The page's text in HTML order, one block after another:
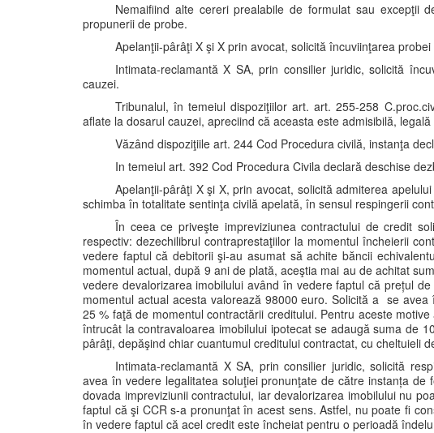
Nemaifiind alte cereri prealabile de formulat sau excepţii
propunerii de probe.
Apelanţii-pârâţi X şi X prin avocat, solicită încuviinţarea
Intimata-reclamantă X SA, prin consilier juridic, solicită
cauzei.
Tribunalul, în temeiul dispoziţiilor art. art. 255-258
aflate la dosarul cauzei, apreciind că aceasta este admisibilă,
Văzând dispoziţiile art. 244 Cod Procedura civilă, instanţa
In temeiul art. 392 Cod Procedura Civila declară deschise
Apelanţii-pârâţi X şi X, prin avocat, solicită admiterea
schimba în totalitate sentinţa civilă apelată, în sensul respingerii
În ceea ce priveşte impreviziunea contractului de credit
respectiv: dezechilibrul contraprestaţiilor la momentul încheierii
vedere faptul că debitorii şi-au asumat să achite băncii
momentul actual, după 9 ani de plată, aceştia mai au de achitat
vedere devalorizarea imobilului având în vedere faptul că prețul
momentul actual acesta valorează 98000 euro. Solicită a se
25 % faţă de momentul contractării creditului. Pentru aceste
întrucât la contravaloarea imobilului ipotecat se adaugă suma de
pârâţi, depăşind chiar cuantumul creditului contractat, cu cheltuieli
Intimata-reclamantă X SA, prin consilier juridic, solicită
avea în vedere legalitatea soluţiei pronunţate de către instanța
dovada impreviziunii contractului, iar devalorizarea imobilului nu
faptul că şi CCR s-a pronunţat în acest sens. Astfel, nu poate fi
în vedere faptul că acel credit este încheiat pentru o perioadă